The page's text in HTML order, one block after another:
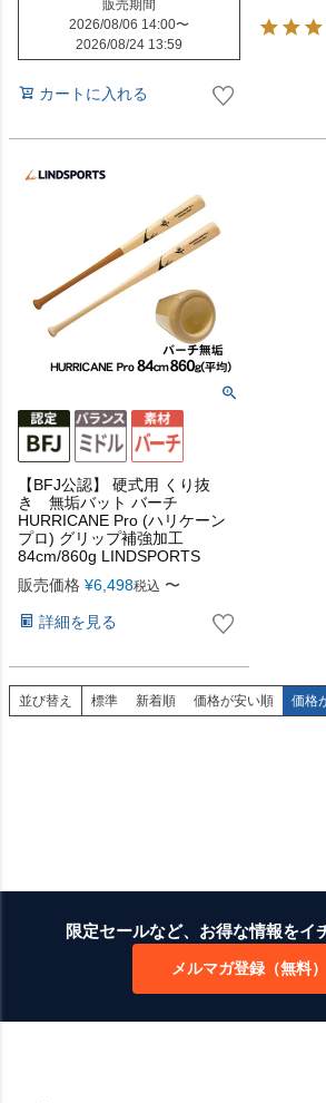
販売期間
2026/08/06 14:00〜
2026/08/24 13:59
カートに入れる
【BFJ公認】 硬式用 くり抜
き 無垢バット バーチ
HURRICANE Pro (ハリケーン
プロ) グリップ補強加工
84cm/860g LINDSPORTS
販売価格 ¥6,498税込 〜
詳細を見る
並び替え 標準 新着順 価格が安い順 価格
限定セールなど、お得な情報をイ
メルマガ登録（無料）